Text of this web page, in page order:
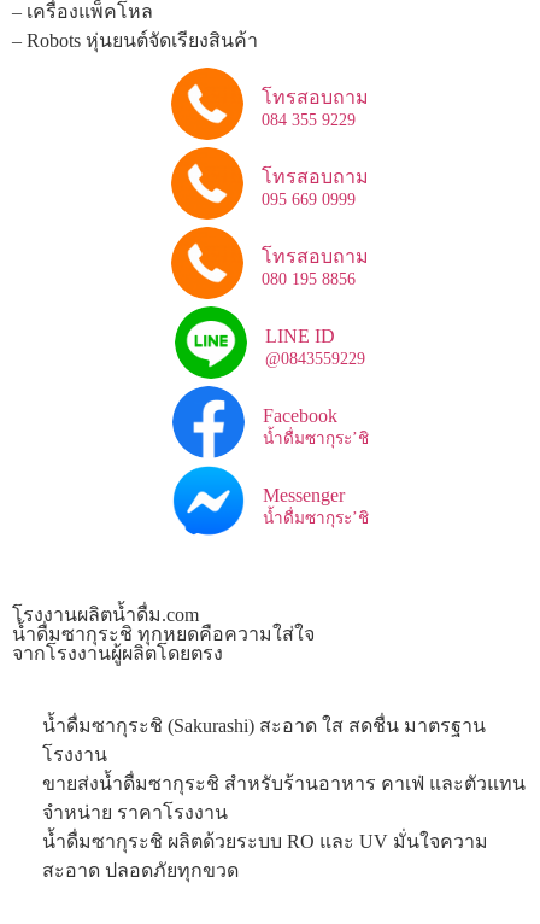
– เครื่องแพ็คโหล
– Robots หุ่นยนต์จัดเรียงสินค้า
โทรสอบถาม
084 355 9229
โทรสอบถาม
095 669 0999
โทรสอบถาม
080 195 8856
LINE ID
@0843559229
Facebook
น้ำดื่มซากุระ’ชิ
Messenger
น้ำดื่มซากุระ’ชิ
โรงงานผลิตน้ำดื่ม.com
น้ำดื่มซากุระชิ ทุกหยดคือความใส่ใจ
จากโรงงานผู้ผลิตโดยตรง
น้ำดื่มซากุระชิ (Sakurashi) สะอาด ใส สดชื่น มาตรฐาน
โรงงาน
ขายส่งน้ำดื่มซากุระชิ สำหรับร้านอาหาร คาเฟ่ และตัวแทน
จำหน่าย ราคาโรงงาน
น้ำดื่มซากุระชิ ผลิตด้วยระบบ RO และ UV มั่นใจความ
สะอาด ปลอดภัยทุกขวด